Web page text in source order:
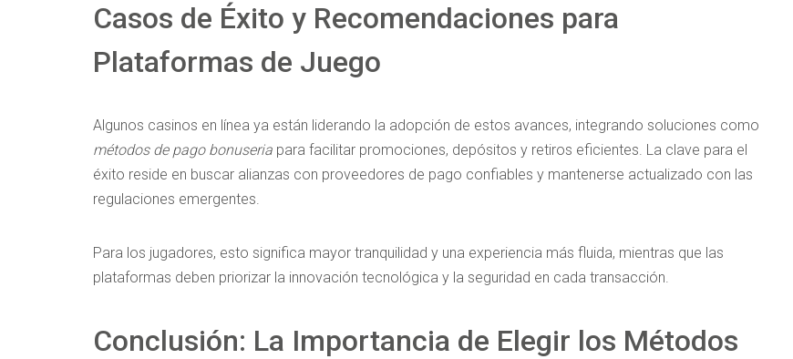
Casos de Éxito y Recomendaciones para
Plataformas de Juego
Algunos casinos en línea ya están liderando la adopción de estos avances, integrando soluciones como
métodos de pago bonuseria para facilitar promociones, depósitos y retiros eficientes. La clave para el
éxito reside en buscar alianzas con proveedores de pago confiables y mantenerse actualizado con las
regulaciones emergentes.
Para los jugadores, esto significa mayor tranquilidad y una experiencia más fluida, mientras que las
plataformas deben priorizar la innovación tecnológica y la seguridad en cada transacción.
Conclusión: La Importancia de Elegir los Métodos